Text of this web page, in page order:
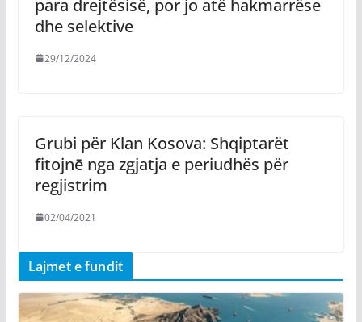
para drejtësisë, por jo atë hakmarrëse
dhe selektive
29/12/2024
Grubi për Klan Kosova: Shqiptarët
fitojnē nga zgjatja e periudhës për
regjistrim
02/04/2021
Lajmet e fundit